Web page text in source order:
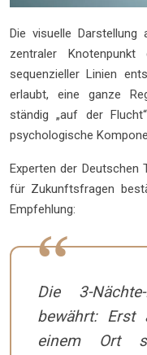
Die visuelle
zentraler
sequenzieller Linien
erlaubt, eine ganze
ständig „auf der
psychologische
Experten der Deutschen
für Zukunftsfragen
Empfehlung:
Die 3-
bewährt:
einem Ort